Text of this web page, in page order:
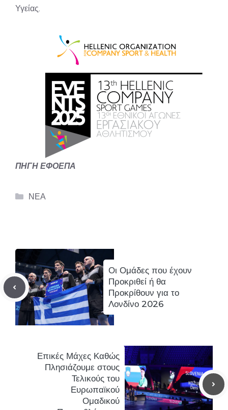
Υγείας.
ΠΗΓΗ ΕΦΟΕΠΑ
Categories
ΝΕΑ
Οι Ομάδες που έχουν
Προκριθεί ή θα
Προκρίθουν για το
Λονδίνο 2026
Επικές Μάχες Καθώς
Πλησιάζουμε στους
Τελικούς του
Ευρωπαϊκού
Ομαδικού